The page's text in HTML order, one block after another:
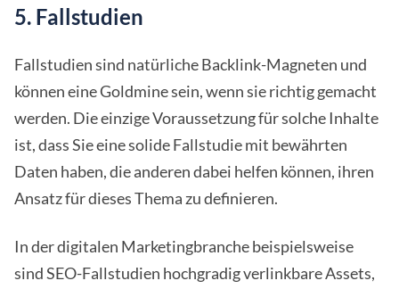
5. Fallstudien
Fallstudien sind natürliche Backlink-Magneten und
können eine Goldmine sein, wenn sie richtig gemacht
werden. Die einzige Voraussetzung für solche Inhalte
ist, dass Sie eine solide Fallstudie mit bewährten
Daten haben, die anderen dabei helfen können, ihren
Ansatz für dieses Thema zu definieren.
In der digitalen Marketingbranche beispielsweise
sind SEO-Fallstudien hochgradig verlinkbare Assets,